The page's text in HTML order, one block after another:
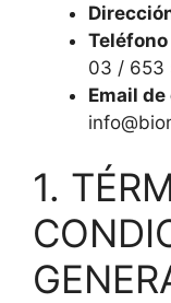
03 / 653
Email
1.